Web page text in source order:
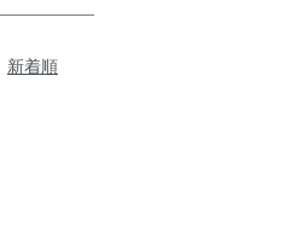
新着順